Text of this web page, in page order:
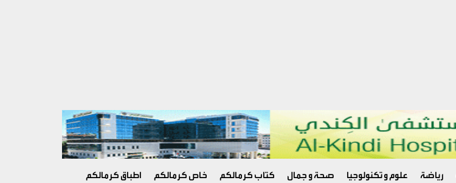
رياضة علوم و تكنولوجيا صحة و جمال كتاب كرمالكم خاص كرمالكم اطباق كرمالكم